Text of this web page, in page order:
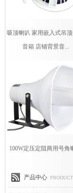
吸顶喇叭 家用嵌入式吊
音箱 店铺背景音...
100W定压定阻两用号角
产品中心